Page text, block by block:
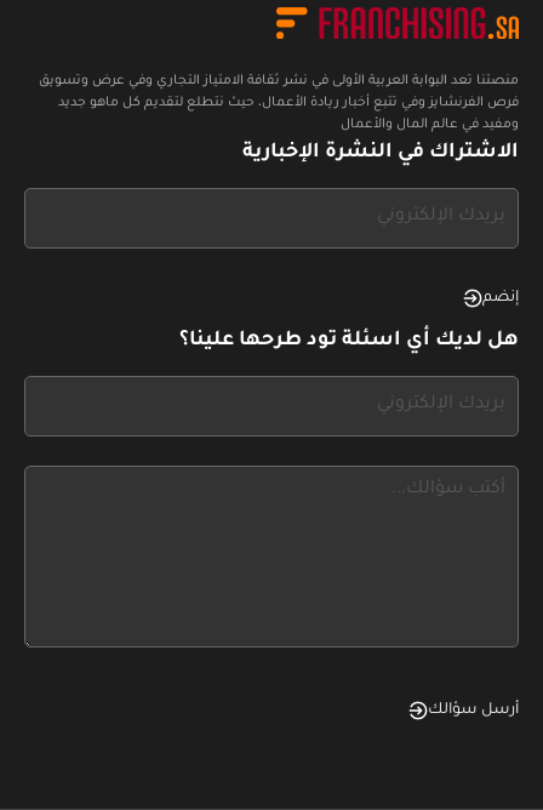
منصتنا تعد البوابة العربية الأولى في نشر ثقافة الامتياز التجاري وفي عرض وتسويق
فرص الفرنشايز وفي تتبع أخبار ريادة الأعمال، حيث نتطلع لتقديم كل ماهو جديد
ومفيد في عالم المال والأعمال
الاشتراك في النشرة الإخبارية
this,
this
form
field
blank
إنضم
هل لديك أي اسئلة تود طرحها علينا؟
this,
أرسل سؤالك